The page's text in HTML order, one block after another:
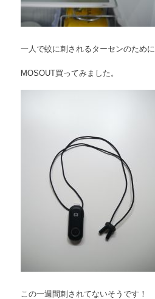
一人で蚊に刺されるターセンのために
MOSOUT買ってみました。
この一週間刺されてないそうです！